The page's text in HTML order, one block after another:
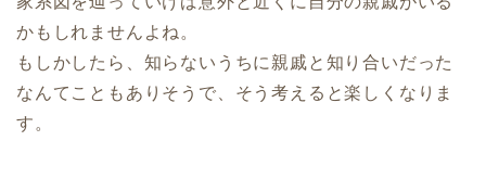
かもしれませんよね。
もしかしたら、知らないうちに親戚と知り合いだった
なんてこともありそうで、そう考えると楽しくなりま
す。